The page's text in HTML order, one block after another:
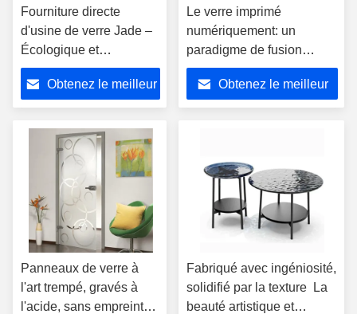
Fourniture directe
d'usine de verre Jade –
Écologique et
personnalisable, pour
une décoration complète
Obtenez le meilleur
Le verre imprimé
numériquement: un
paradigme de fusion
esthétique entre art et
technologie
Obtenez le meilleur
Panneaux de verre à
l'art trempé, gravés à
l'acide, sans empreinte
Fabriqué avec ingéniosité,
solidifié par la texture ️ La
beauté artistique et